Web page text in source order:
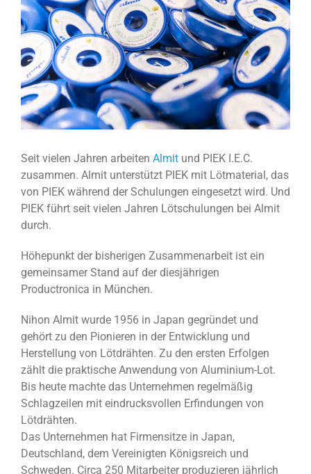
Seit vielen Jahren arbeiten Almit und PIEK I.E.C.
zusammen. Almit unterstützt PIEK mit Lötmaterial, das
von PIEK während der Schulungen eingesetzt wird. Und
PIEK führt seit vielen Jahren Lötschulungen bei Almit
durch.
Höhepunkt der bisherigen Zusammenarbeit ist ein
gemeinsamer Stand auf der diesjährigen
Productronica in München.
Nihon Almit wurde 1956 in Japan gegründet und
gehört zu den Pionieren in der Entwicklung und
Herstellung von Lötdrähten. Zu den ersten Erfolgen
zählt die praktische Anwendung von Aluminium-Lot.
Bis heute machte das Unternehmen regelmäßig
Schlagzeilen mit eindrucksvollen Erfindungen von
Lötdrähten.
Das Unternehmen hat Firmensitze in Japan,
Deutschland, dem Vereinigten Königsreich und
Schweden. Circa 250 Mitarbeiter produzieren jährlich